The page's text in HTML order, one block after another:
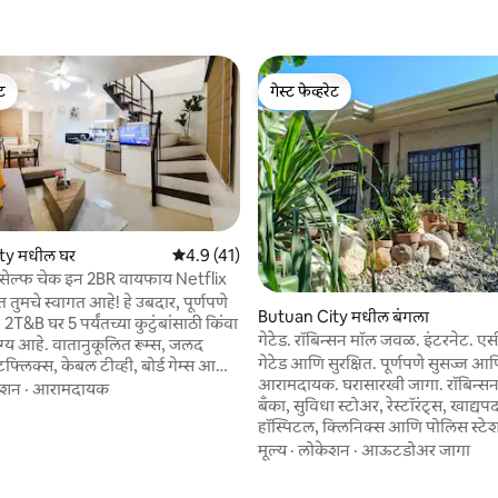
मधील घर 5 पैकी 4.9 सरासरी रेटिंग, 41 रिव्ह्यूज
4.9 (41)
सेल्फ चेक इन 2BR वायफाय Netflix
तुमचे स्वागत आहे! हे उबदार, पूर्णपणे
घर 5 पर्यंतच्या कुटुंबांसाठी किंवा
आहे. वातानुकूलित रूम्स, जलद
केबल टीव्ही, बोर्ड गेम्स आणि
आनंद घ्या. पूर्णपणे सुसज्ज किचन
चेक इन केल्याने तुमचे वास्तव्य
· आरामदायक
गेस्ट फेव्हरेट
गेस्ट फेव्हरेट
Butuan City मधील बंगला
गेटेड. रॉबिन्सन मॉल जवळ. इंटरनेट.
गेटेड आणि सुरक्षित. पूर्णपणे सुसज्ज
आरामदायक. घरासारखी जागा.
बँका, सुविधा स्टोअर, रेस्टॉरंट्स,
हॉस्पिटल, क्लिनिक्स आणि पोलिस
गेस्ट रूम्समध्ये एअर कंडिशनिंग आहे.
शॉवर्स असलेली बाथरूम्स. वायफाय 24/7 उपलब्ध
मूल्य·लोकेशन · आऊटडोअर जागा